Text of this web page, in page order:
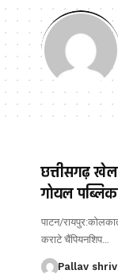
छत्तीसगढ़ खेल:
गोयल
पाटन/
कराटे चैंपियनशिप…
Pallav